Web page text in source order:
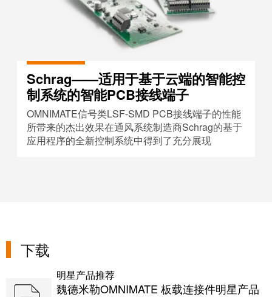
Schrag——适用于基于云端的智能控
制系统的智能PCB接线端子
OMNIMATE信号类LSF-SMD PCB接线端子的性能
所带来的杰出效果在通风系统制造商Schrag的基于
应用程序的全新控制系统中得到了充分展现
下载
明星产品推荐
魏德米勒OMNIMATE 板载连接件明星产品